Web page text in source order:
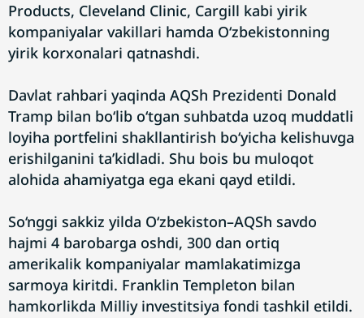
Products, Cleveland Clinic, Cargill kabi yirik
kompaniyalar vakillari hamda O‘zbekistonning
yirik korxonalari qatnashdi.
Davlat rahbari yaqinda AQSh Prezidenti Donald
Tramp bilan bo‘lib o‘tgan suhbatda uzoq muddatli
loyiha portfelini shakllantirish bo‘yicha kelishuvga
erishilganini ta’kidladi. Shu bois bu muloqot
alohida ahamiyatga ega ekani qayd etildi.
So‘nggi sakkiz yilda O‘zbekiston–AQSh savdo
hajmi 4 barobarga oshdi, 300 dan ortiq
amerikalik kompaniyalar mamlakatimizga
sarmoya kiritdi. Franklin Templeton bilan
hamkorlikda Milliy investitsiya fondi tashkil etildi.